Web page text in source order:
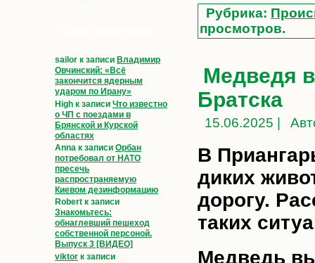
sailor к записи Владимир
Овчинский: «Всё
закончится ядерным
ударом по Ирану»
High к записи Что известно
о ЧП с поездами в
Брянской и Курской
областях
Anna к записи Орбан
потребовал от НАТО
пресечь
распространяемую
Киевом дезинформацию
Robert к записи
Знакомьтесь:
обнаглевший пешеход
собственной персоной.
Выпуск 3 [ВИДЕО]
viktor к записи
Рубрика:
просмотров.
Медведя
Братска
15.06.2025 |
В
диких
дорогу.
таких
Медведь